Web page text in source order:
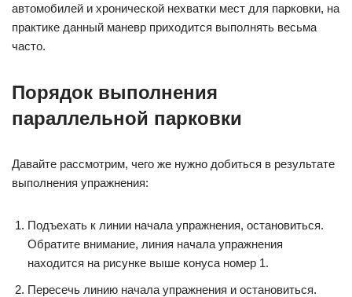
автомобилей и хронической нехватки мест для парковки, на
практике данный маневр приходится выполнять весьма
часто.
Порядок выполнения
параллельной парковки
Давайте рассмотрим, чего же нужно добиться в результате
выполнения упражнения:
Подъехать к линии начала упражнения, остановиться.
Обратите внимание, линия начала упражнения
находится на рисунке выше конуса номер 1.
Пересечь линию начала упражнения и остановиться.